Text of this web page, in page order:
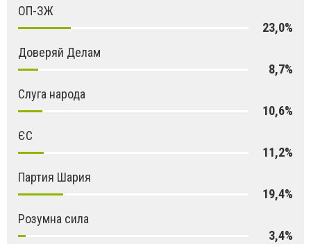
ОП-ЗЖ
23,0%
Доверяй Делам
8,7%
Слуга народа
10,6%
ЄС
11,2%
Партия Шария
19,4%
Розумна сила
3,4%